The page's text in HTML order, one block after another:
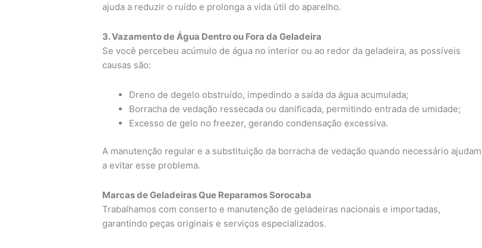
ajuda a reduzir o ruído e prolonga a vida útil do aparelho.
3. Vazamento de Água Dentro ou Fora da Geladeira
Se você percebeu acúmulo de água no interior ou ao redor da geladeira, as possíveis
causas são:
Dreno de degelo obstruído, impedindo a saída da água acumulada;
Borracha de vedação ressecada ou danificada, permitindo entrada de umidade;
Excesso de gelo no freezer, gerando condensação excessiva.
A manutenção regular e a substituição da borracha de vedação quando necessário ajudam
a evitar esse problema.
Marcas de Geladeiras Que Reparamos Sorocaba
Trabalhamos com conserto e manutenção de geladeiras nacionais e importadas,
garantindo peças originais e serviços especializados.